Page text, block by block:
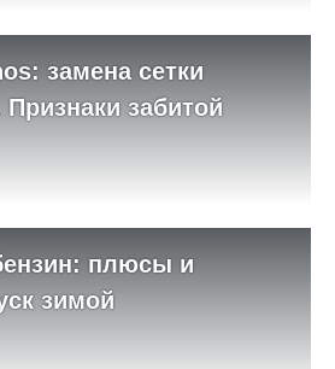
замена сетки
Признаки забитой
плюсы и
зимой